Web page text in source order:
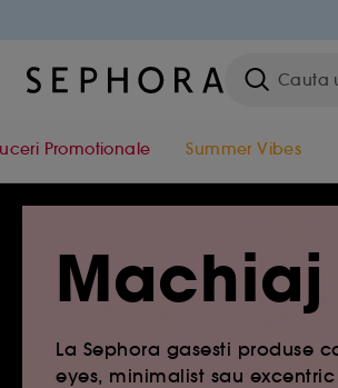
Promotionale Summer Vibes
Machiaj
La Sephora gasesti produse
eyes, minimalist sau